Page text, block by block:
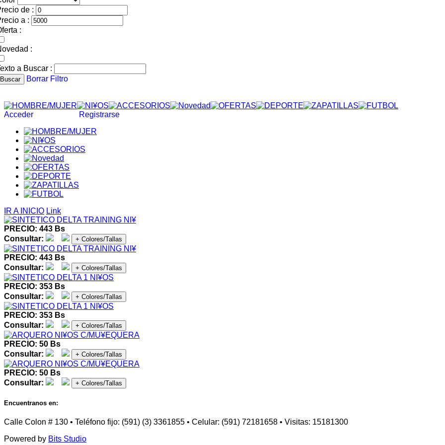
de :
a :
:
:
a Buscar :
Buscar Borrar Filtro
Acceder Registrarse
IR A INICIO Link
PRECIO: 443 Bs
Consultar:
+ Colores/Tallas
PRECIO: 443 Bs
Consultar:
+ Colores/Tallas
PRECIO: 353 Bs
Consultar:
+ Colores/Tallas
PRECIO: 353 Bs
Consultar:
+ Colores/Tallas
PRECIO: 50 Bs
Consultar:
+ Colores/Tallas
PRECIO: 50 Bs
Consultar:
+ Colores/Tallas
Encuentranos en:
Calle Colon # 130 • Teléfono fijo: (591) (3) 3361855 • Celular: (591) 72181658 • Visitas: 15181300
Powered by Bits Studio